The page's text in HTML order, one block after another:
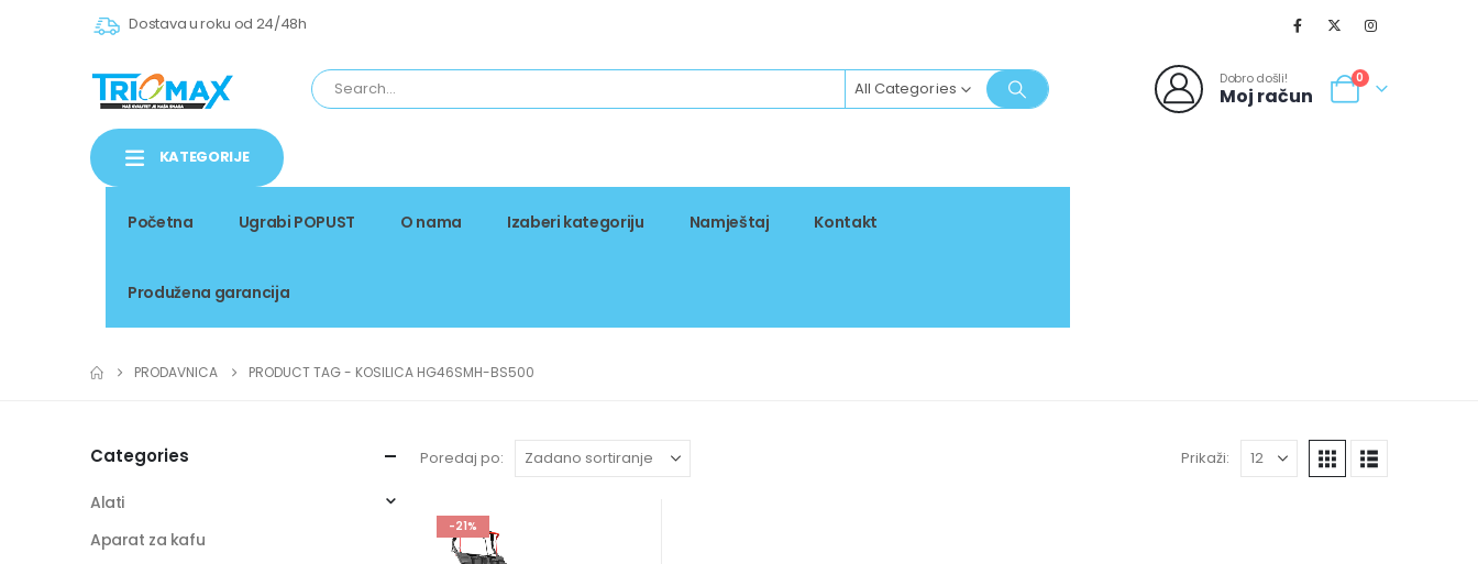
Dostava u roku od 24/48h
All Categories Dobro došli!
Moj račun
0
KATEGORIJE
Početna Ugrabi POPUST O nama Izaberi kategoriju Namještaj Kontakt
Produžena garancija
PRODAVNICA PRODUCT TAG - KOSILICA HG46SMH-BS500
Poredaj po: Prikaži:
-21%
Categories
Alati
Aparat za kafu